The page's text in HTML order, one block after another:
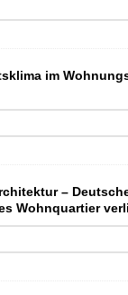
im
–
Wohnquartier